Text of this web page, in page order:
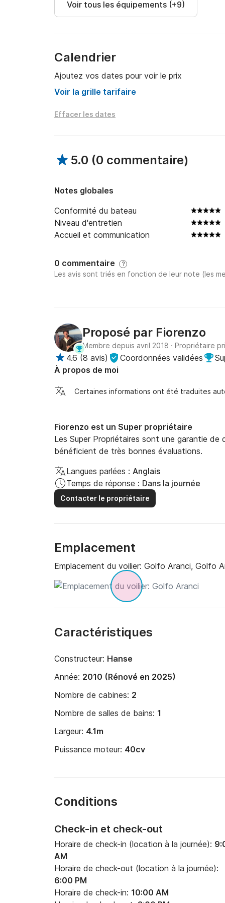
Voir tous les équipements (+9)
Calendrier
Ajoutez vos dates pour voir le prix
Voir la grille tarifaire
Effacer les dates
5.0 (0 commentaire)
Notes globales
Conformité du bateau
Niveau d'entretien
Accueil et communication
0 commentaire ?
Les avis sont triés en fonction de leur note (les
Proposé par Fiorenzo
Membre depuis avril 2018 · Propriétaire
4.6 (8 avis) Coordonnées validées
À propos de moi
Certaines informations ont été traduites
Fiorenzo est un Super propriétaire
Les Super Propriétaires sont une garantie
bénéficient de très bonnes évaluations.
Langues parlées : Anglais
Temps de réponse : Dans la journée
Contacter le propriétaire
Emplacement
Emplacement du voilier: Golfo Aranci, Golfo
Caractéristiques
Constructeur: Hanse
Année: 2010 (Rénové en 2025)
Nombre de cabines: 2
Nombre de salles de bains: 1
Largeur: 4.1m
Puissance moteur: 40cv
Conditions
Check-in et check-out
Horaire de check-in (location à la journée):
AM
Horaire de check-out (location à la journée):
6:00 PM
Horaire de check-in: 10:00 AM